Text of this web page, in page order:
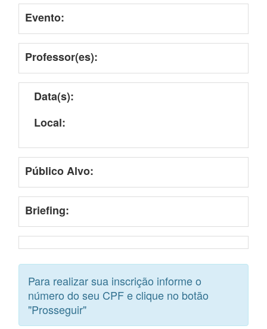
Evento:
Professor(es):
Data(s):
Local:
Público Alvo:
Briefing:
Para realizar sua inscrição informe o
número do seu CPF e clique no botão
"Prosseguir"